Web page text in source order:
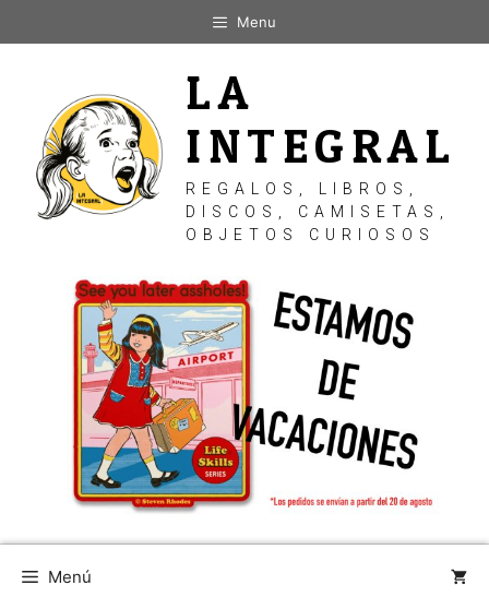
al
Menu
LA
INTEGRAL
REGALOS, LIBROS,
DISCOS, CAMISETAS,
OBJETOS CURIOSOS
Menú